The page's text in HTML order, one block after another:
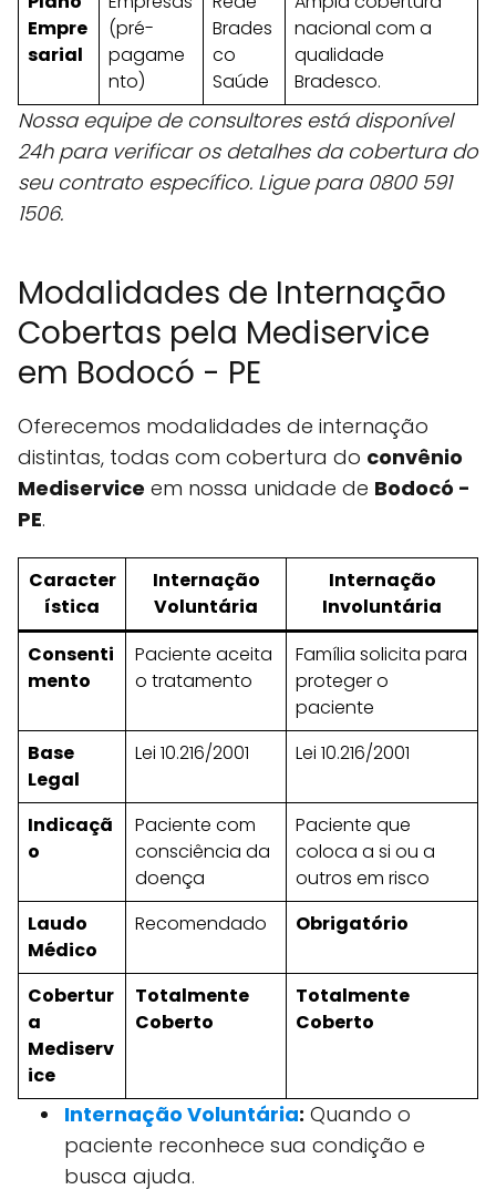
Empre
sarial
(pré-
pagame
nto)
Brades
co
Saúde
nacional com a
qualidade
Bradesco.
Nossa equipe de consultores está disponível
24h para verificar os detalhes da cobertura do
seu contrato específico. Ligue para 0800 591
1506.
Modalidades de Internação
Cobertas pela Mediservice
em Bodocó - PE
Oferecemos modalidades de internação
distintas, todas com cobertura do convênio
Mediservice em nossa unidade de Bodocó -
PE.
Caracter
ística
Internação
Voluntária
Internação
Involuntária
Consenti
mento
Paciente aceita
o tratamento
Família solicita para
proteger o
paciente
Base
Legal
Lei 10.216/2001 Lei 10.216/2001
Indicaçã
o
Paciente com
consciência da
doença
Paciente que
coloca a si ou a
outros em risco
Laudo
Médico
Recomendado Obrigatório
Cobertur
a
Mediserv
ice
Totalmente
Coberto
Totalmente
Coberto
Internação Voluntária: Quando o
paciente reconhece sua condição e
busca ajuda.